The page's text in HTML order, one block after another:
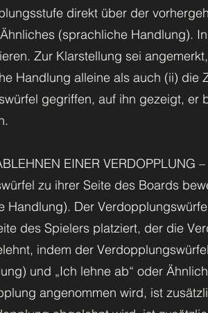
direkt über der
(sprachliche Handlung).
Zur Klarstellung sei
Handlung alleine als auch (ii)
gegriffen, auf ihn gezeigt,
EINER
zu ihrer Seite des Boards
Handlung). Der
des Spielers platziert, der die
indem der
und „Ich lehne ab“ oder
angenommen wird, ist